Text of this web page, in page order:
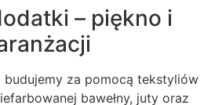
– piękno i
budujemy za pomocą tekstyliów
bawełny, juty oraz